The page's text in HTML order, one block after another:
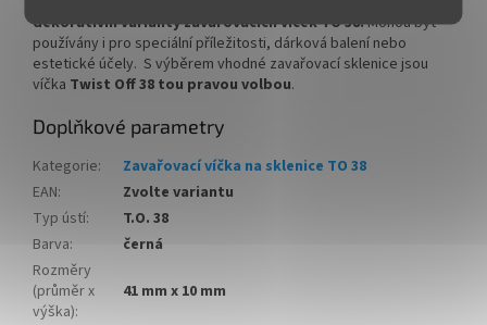
dekorativní varianty zavařovacích víček TO 38.Mohou být
používány i pro speciální příležitosti, dárková balení nebo
estetické účely. S výběrem vhodné zavařovací sklenice jsou
víčka Twist Off 38 tou pravou volbou.
Doplňkové parametry
Kategorie:
Zavařovací víčka na sklenice TO 38
EAN:
Zvolte variantu
Typ ústí:
T.O. 38
Barva:
černá
Rozměry
(průměr x
výška):
41 mm x 10 mm